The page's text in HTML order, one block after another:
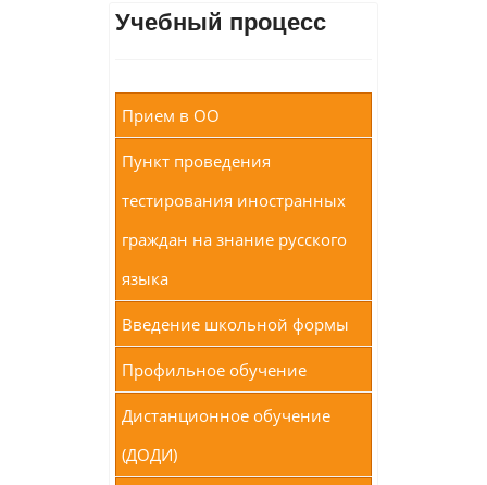
Учебный процесс
Прием в ОО
Пункт проведения
тестирования иностранных
граждан на знание русского
языка
Введение школьной формы
Профильное обучение
Дистанционное обучение
(ДОДИ)